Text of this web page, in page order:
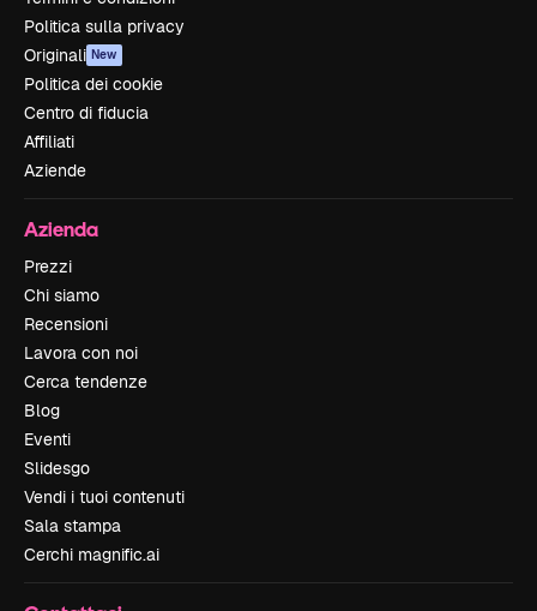
Politica sulla privacy
Originali New
Politica dei cookie
Centro di fiducia
Affiliati
Aziende
Azienda
Prezzi
Chi siamo
Recensioni
Lavora con noi
Cerca tendenze
Blog
Eventi
Slidesgo
Vendi i tuoi contenuti
Sala stampa
Cerchi magnific.ai